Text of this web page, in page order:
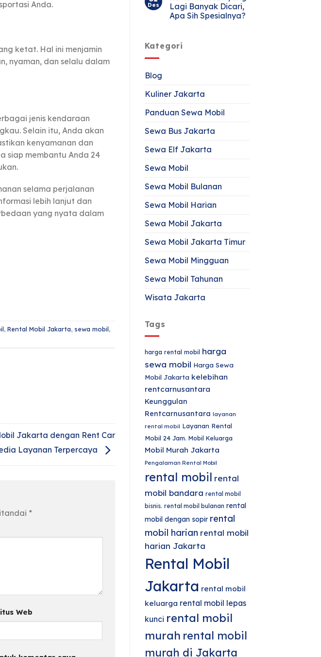
Anda.
ketat. Hal ini menjamin
nyaman, dan selalu dalam
jenis kendaraan
Selain itu, Anda akan
kenyamanan dan
siap membantu Anda 24
selama perjalanan
lebih lanjut dan
yang nyata dalam
, Rental Mobil Jakarta, sewa mobil,
Jakarta dengan Rent Car
Layanan Terpercaya
*
Web
Des
Lagi Banyak Dicari,
Apa Sih Spesialnya?
Kategori
Blog
Kuliner Jakarta
Panduan Sewa Mobil
Sewa Bus Jakarta
Sewa Elf Jakarta
Sewa Mobil
Sewa Mobil Bulanan
Sewa Mobil Harian
Sewa Mobil Jakarta
Sewa Mobil Jakarta Timur
Sewa Mobil Mingguan
Sewa Mobil Tahunan
Wisata Jakarta
Tags
harga rental mobil harga
sewa mobil Harga Sewa
Mobil Jakarta kelebihan
rentcarnusantara
Keunggulan
Rentcarnusantara layanan
rental mobil Layanan Rental
Mobil 24 Jam. Mobil Keluarga
Mobil Murah Jakarta
Pengalaman Rental Mobil
rental mobil rental
mobil bandara rental mobil
bisnis. rental mobil bulanan rental
mobil dengan sopir rental
mobil harian rental mobil
harian Jakarta
Rental Mobil
Jakarta rental mobil
keluarga rental mobil lepas
kunci rental mobil
murah rental mobil
murah di Jakarta